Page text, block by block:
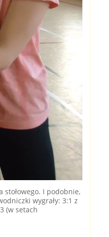
I podobnie,
wygrały: 3:1 z
(w setach